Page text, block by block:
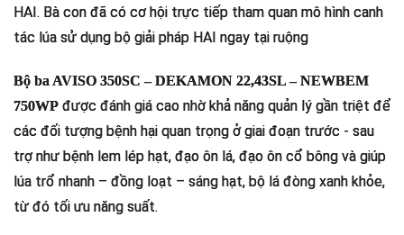
HAI. Bà con đã có cơ hội trực tiếp tham quan mô hình canh
tác lúa sử dụng bộ giải pháp HAI ngay tại ruộng
Bộ ba AVISO 350SC – DEKAMON 22,43SL – NEWBEM
750WP được đánh giá cao nhờ khả năng quản lý gần triệt để
các đối tượng bệnh hại quan trọng ở giai đoạn trước - sau
trợ như bệnh lem lép hạt, đạo ôn lá, đạo ôn cổ bông và giúp
lúa trổ nhanh – đồng loạt – sáng hạt, bộ lá đòng xanh khỏe,
từ đó tối ưu năng suất.